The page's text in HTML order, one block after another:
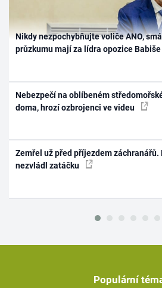
Nikdy nezpochybňujte voliče ANO,
průzkumu mají za lídra opozice Babiše
Nebezpečí na oblíbeném
doma, hrozí ozbrojenci ve videu
Zemřel už před příjezdem
nezvládl zatáčku
Populární